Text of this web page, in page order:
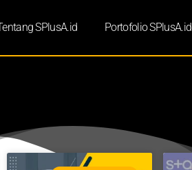
SPlusA.id Portofolio SPlusA.id